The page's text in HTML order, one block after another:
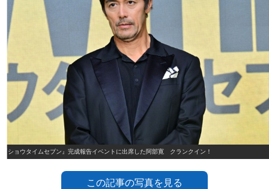
『ショウタイムセブン』完成報告イベントに出席した阿部寛 クランクイン！
この記事の写真を見る